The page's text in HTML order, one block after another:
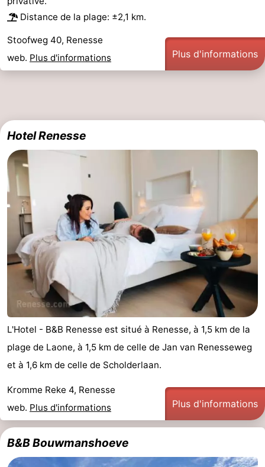
des
phoques
Boire
et
manger
Événements
Pratiques
-
Stationnement
Courtier
Adresses
Médicales
Région
Hollande-
Méridionale
Leiden
Bollenstreek
Nature
Hollands
Duin
-
Noordwijk
-
Katwijk
-
Scheveningen
-
Distance de la plage: ±2,1 km.
Stoofweg 40, Renesse
web. Plus d'informations Plus d'informations
Hotel Renesse
L'Hotel - B&B Renesse est situé à Renesse, à 1,5 km de la
plage de Laone, à 1,5 km de celle de Jan van Renesseweg
et à 1,6 km de celle de Scholderlaan.
Kromme Reke 4, Renesse
web. Plus d'informations Plus d'informations
B&B Bouwmanshoeve